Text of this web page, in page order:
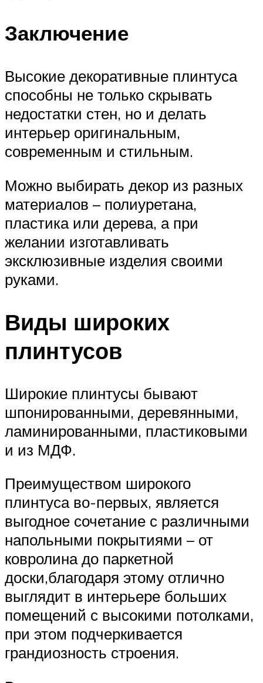
Заключение
Высокие декоративные плинтуса
способны не только скрывать
недостатки стен, но и делать
интерьер оригинальным,
современным и стильным.
Можно выбирать декор из разных
материалов – полиуретана,
пластика или дерева, а при
желании изготавливать
эксклюзивные изделия своими
руками.
Виды широких
плинтусов
Широкие плинтусы бывают
шпонированными, деревянными,
ламинированными, пластиковыми
и из МДФ.
Преимуществом широкого
плинтуса во-первых, является
выгодное сочетание с различными
напольными покрытиями – от
ковролина до паркетной
доски,благодаря этому отлично
выглядит в интерьере больших
помещений с высокими потолками,
при этом подчеркивается
грандиозность строения.